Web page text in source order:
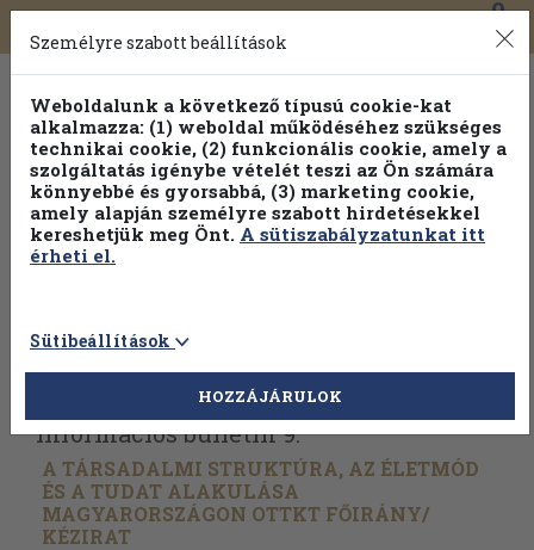
Toggle
navigation
0
Válogasson több mint 1.000.000 kiadványunk közül
100% kedvezménnyel!
Vissza az előző oldalra Válasszon példányt
Információs bulletin 9.
A TÁRSADALMI STRUKTÚRA, AZ ÉLETMÓD
ÉS A TUDAT ALAKULÁSA
MAGYARORSZÁGON OTTKT FŐIRÁNY/
KÉZIRAT
Személyre szabott beállítások
Weboldalunk a következő típusú cookie-kat
alkalmazza: (1) weboldal működéséhez szükséges
technikai cookie, (2) funkcionális cookie, amely a
szolgáltatás igénybe vételét teszi az Ön számára
könnyebbé és gyorsabbá, (3) marketing cookie,
amely alapján személyre szabott hirdetésekkel
kereshetjük meg Önt. A sütiszabályzatunkat itt
érheti el.
Sütibeállítások
HOZZÁJÁRULOK